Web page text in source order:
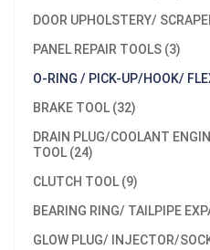
DOOR UPHOLSTERY/
PANEL REPAIR TOOLS (3)
O-RING / PICK-UP/HOOK/
BRAKE TOOL (32)
DRAIN PLUG/COOLANT
TOOL (24)
CLUTCH TOOL (9)
BEARING RING/ TAILPIPE
GLOW PLUG/ INJECTOR/